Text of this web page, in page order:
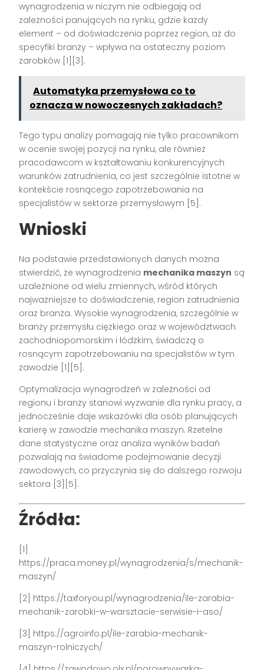
wynagrodzenia w niczym nie odbiegają od
zależności panujących na rynku, gdzie każdy
element – od doświadczenia poprzez region, aż do
specyfiki branży – wpływa na ostateczny poziom
zarobków [1][3].
Automatyka przemysłowa co to
oznacza w nowoczesnych zakładach?
Tego typu analizy pomagają nie tylko pracownikom
w ocenie swojej pozycji na rynku, ale również
pracodawcom w kształtowaniu konkurencyjnych
warunków zatrudnienia, co jest szczególnie istotne w
kontekście rosnącego zapotrzebowania na
specjalistów w sektorze przemysłowym [5].
Wnioski
Na podstawie przedstawionych danych można
stwierdzić, że wynagrodzenia mechanika maszyn są
uzależnione od wielu zmiennych, wśród których
najważniejsze to doświadczenie, region zatrudnienia
oraz branża. Wysokie wynagrodzenia, szczególnie w
branży przemysłu ciężkiego oraz w województwach
zachodniopomorskim i łódzkim, świadczą o
rosnącym zapotrzebowaniu na specjalistów w tym
zawodzie [1][5].
Optymalizacja wynagrodzeń w zależności od
regionu i branży stanowi wyzwanie dla rynku pracy, a
jednocześnie daje wskazówki dla osób planujących
karierę w zawodzie mechanika maszyn. Rzetelne
dane statystyczne oraz analiza wyników badań
pozwalają na świadome podejmowanie decyzji
zawodowych, co przyczynia się do dalszego rozwoju
sektora [3][5].
Źródła:
[1]
https://praca.money.pl/wynagrodzenia/s/mechanik-
maszyn/
[2] https://taxforyou.pl/wynagrodzenia/ile-zarabia-
mechanik-zarobki-w-warsztacie-serwisie-i-aso/
[3] https://agroinfo.pl/ile-zarabia-mechanik-
maszyn-rolniczych/